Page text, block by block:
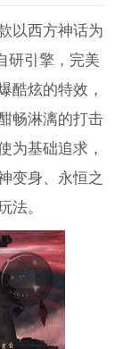
以西方神话为
研引擎，完美
酷炫的特效，
畅淋漓的打击
为基础追求，
变身、永恒之
。